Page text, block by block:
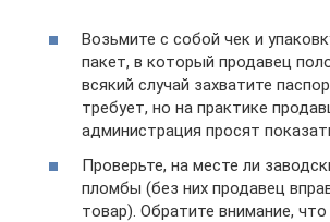
Возьмите с собой чек и
пакет, в который продавец
всякий случай захватите
требует, но на практике
администрация просят
Проверьте, на месте ли
пломбы (без них продавец
товар). Обратите внимание,